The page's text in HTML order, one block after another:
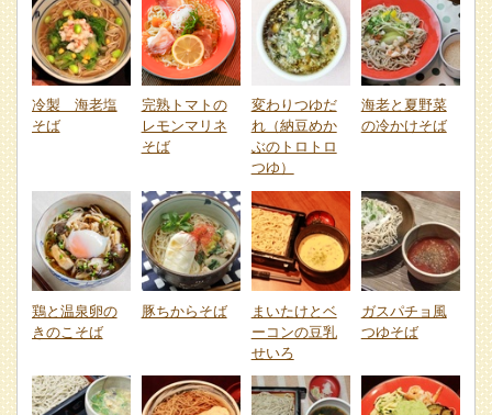
冷製 海老塩
そば
完熟トマトの
レモンマリネ
そば
変わりつゆだ
れ（納豆めか
ぶのトロトロ
つゆ）
海老と夏野菜
の冷かけそば
鶏と温泉卵の
きのこそば
豚ちからそば
まいたけとベ
ーコンの豆乳
せいろ
ガスパチョ風
つゆそば